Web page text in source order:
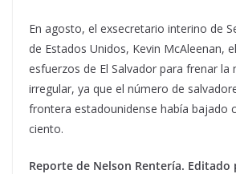
En agosto, el exsecretario interino de
de Estados Unidos, Kevin McAleenan,
esfuerzos de El Salvador para frenar la
irregular, ya que el número de
frontera estadounidense había bajado
ciento.
Reporte de Nelson Rentería. Editado